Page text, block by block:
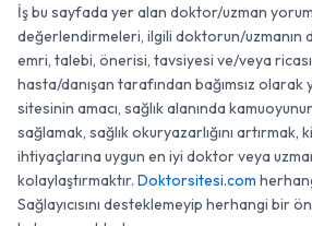
İş bu sayfada yer alan doktor/uzman
değerlendirmeleri, ilgili doktorun/uzmanın
emri, talebi, önerisi, tavsiyesi ve/veya ricası
hasta/danışan tarafından bağımsız olarak
sitesinin amacı, sağlık alanında
sağlamak, sağlık okuryazarlığını artırmak,
ihtiyaçlarına uygun en iyi doktor veya
kolaylaştırmaktır. Doktorsitesi.com
Sağlayıcısını desteklemeyip herhangi bir